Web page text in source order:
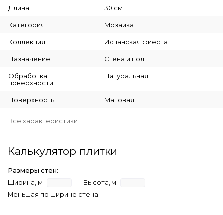
Длина 30 см
Категория Мозаика
Коллекция Испанская фиеста
Назначение Стена и пол
Обработка
поверхности
Натуральная
Поверхность Матовая
Все характеристики
Калькулятор плитки
Размеры стен:
Ширина, м
Высота, м
Меньшая по ширине стена